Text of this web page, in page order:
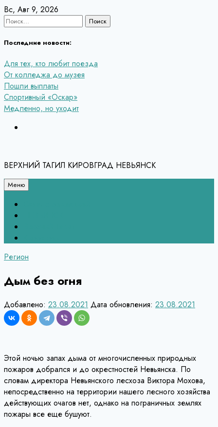
Перейти
к
Вс, Авг 9, 2026
Найти:
Последние новости:
Для тех, кто любит поезда
От колледжа до музея
Пошли выплаты
Спортивный «Оскар»
Медленно, но уходит
ВЕРХНИЙ ТАГИЛ КИРОВГРАД НЕВЬЯНСК
Меню
Регион
Дым без огня
Добавлено: 23.08.2021 Дата обновления: 23.08.2021
Этой ночью запах дыма от многочисленных природных
пожаров добрался и до окрестностей Невьянска. По
словам директора Невьянского лесхоза Виктора Мохова,
непосредственно на территории нашего лесного хозяйства
действующих очагов нет, однако на пограничных землях
пожары все еще бушуют.